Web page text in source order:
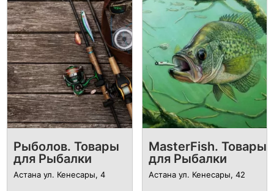
Рыболов. Товары
для Рыбалки
Астана ул. Кенесары, 4
MasterFish. Товары
для Рыбалки
Астана ул. Кенесары, 42